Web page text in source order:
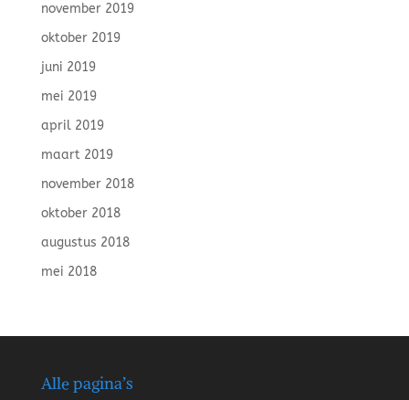
november 2019
oktober 2019
juni 2019
mei 2019
april 2019
maart 2019
november 2018
oktober 2018
augustus 2018
mei 2018
Alle pagina’s